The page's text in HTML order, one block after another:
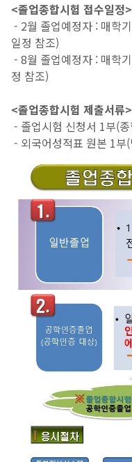
<졸업종합시험 접수일정>
- 2월 졸업예정자 : 매학
일정 참조)
- 8월 졸업예정자 : 매학
정 참조)
<졸업종합시험 제출서류>
- 졸업시험 신청서 1부(
- 외국어성적표 원본 1부